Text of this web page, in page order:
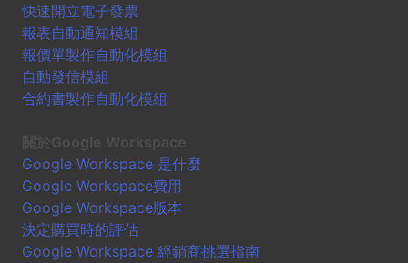
快速開立電子發票
報表自動通知模組
報價單製作自動化模組
自動發信模組
合約書製作自動化模組
Google Workspace 是什麼
Google Workspace費用
Google Workspace版本
決定購買時的評估
Google Workspace 經銷商挑選指南